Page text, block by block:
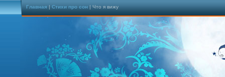
Главная | Стихи про сон | Что я вижу